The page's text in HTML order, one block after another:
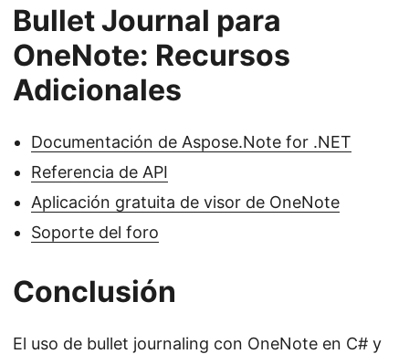
Bullet Journal para
OneNote: Recursos
Adicionales
Documentación de Aspose.Note for .NET
Referencia de API
Aplicación gratuita de visor de OneNote
Soporte del foro
Conclusión
El uso de bullet journaling con OneNote en C# y